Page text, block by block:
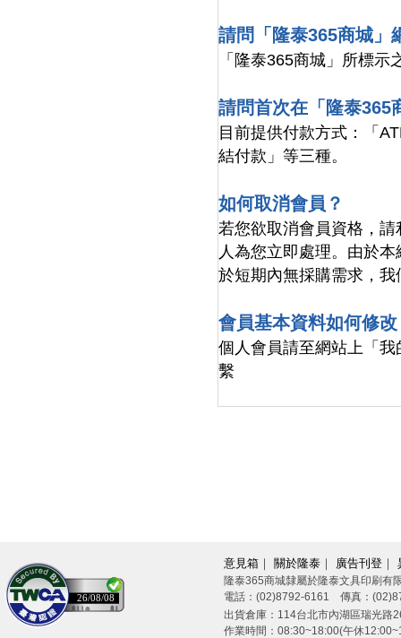
請問「隆泰365商城」
「隆泰365商城」所標
請問首次在「隆泰365
目前提供付款方式：「
結付款」等三種。
如何取消會員？
若您欲取消會員資格，
人為您立即處理。由於
於短期內無採購需求，
會員基本資料如何修改
個人會員請至網站上「
繫
26/08/08
意見箱 ｜ 關於隆泰 ｜ 廣告刊登 ｜
隆泰365商城隸屬於隆泰文具印刷有
電話：(02)8792-6161 傳真：
出貨倉庫：114台北市內湖區瑞光路
作業時間：08:30~18:00(午休